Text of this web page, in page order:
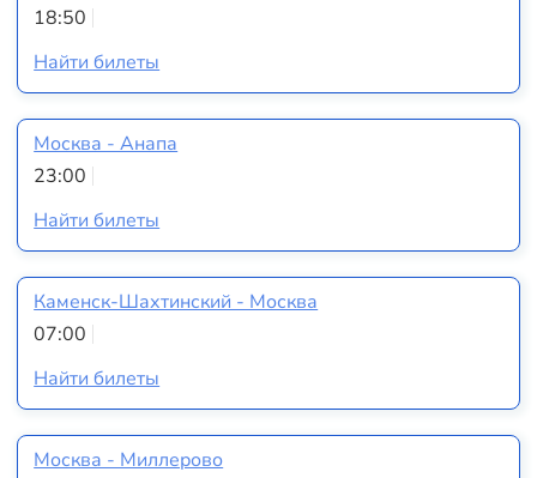
18:50
Найти билеты
Москва - Анапа
23:00
Найти билеты
Каменск-Шахтинский - Москва
07:00
Найти билеты
Москва - Миллерово